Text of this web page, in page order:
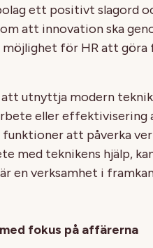
ett positivt slagord
att innovation ska
för HR att
utnyttja modern
eller effektivisering
att påverka
med teknikens hjälp,
en verksamhet i
fokus på affärerna